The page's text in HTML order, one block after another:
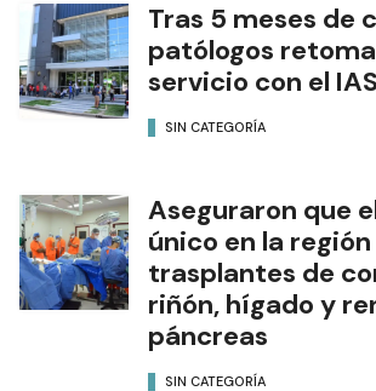
Tras 5 meses de
patólogos
servicio con el
SIN CATEGORÍA
Aseguraron que
único en la
trasplantes de
riñón, hígado y
páncreas
SIN CATEGORÍA